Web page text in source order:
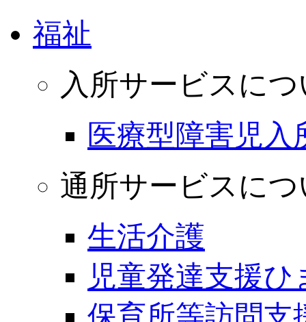
福祉
入所サービスに
医療型障害児入
通所サービスに
生活介護
児童発達支援ひ